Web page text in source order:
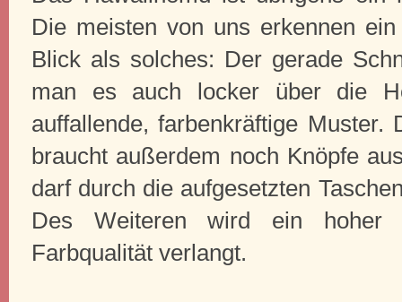
Die meisten von uns erkennen
Blick als solches: Der gerade
man es auch locker über die
auffallende, farbenkräftige Muster.
braucht außerdem noch Knöpfe
darf durch die aufgesetzten
Des Weiteren wird ein hoher
Farbqualität verlangt.